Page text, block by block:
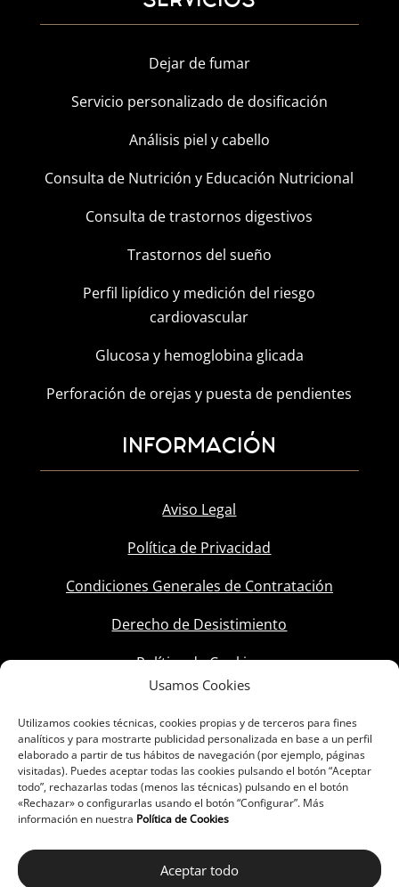
Usamos Cookies
Utilizamos cookies técnicas, cookies propias y de terceros para fines
analíticos y para mostrarte publicidad personalizada en base a un perfil
elaborado a partir de tus hábitos de navegación (por ejemplo, páginas
visitadas). Puedes aceptar todas las cookies pulsando el botón “Aceptar
todo”, rechazarlas todas (menos las técnicas) pulsando en el botón
«Rechazar» o configurarlas usando el botón “Configurar”. Más
información en nuestra Política de Cookies
Aceptar todo
Dejar de fumar
Servicio personalizado de dosificación
Análisis piel y cabello
Consulta de Nutrición y Educación Nutricional
Consulta de trastornos digestivos
Trastornos del sueño
Perfil lipídico y medición del riesgo
cardiovascular
Glucosa y hemoglobina glicada
Perforación de orejas y puesta de pendientes
INFORMACIÓN
Aviso Legal
Política de Privacidad
Condiciones Generales de Contratación
Derecho de Desistimiento
Política de Cookies